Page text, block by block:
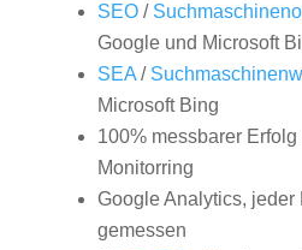
SEO/
Google und Microsoft
SEA/
Microsoft Bing
100% messbarer
Monitorring
Google Analytics, jeder
gemessen